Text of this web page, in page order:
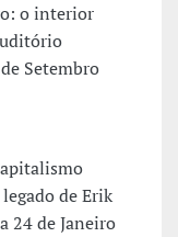
o interior
Setembro
de Erik
24 de Janeiro